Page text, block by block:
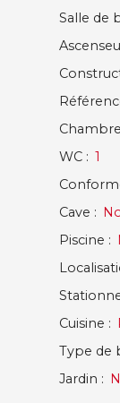
Salle de
WC : 1
Cave :
Piscine :
Cuisine :
Type de
Jardin :